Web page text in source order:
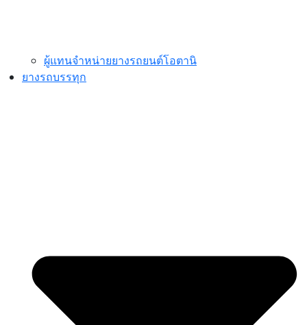
ผู้แทนจำหน่ายยางรถยนต์โอตานิ
ยางรถบรรทุก